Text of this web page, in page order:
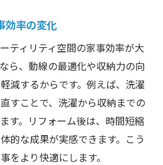
効率の変化
ティリティ空間の家事効率が大
ら、動線の最適化や収納力の向
減するからです。例えば、洗濯
すことで、洗濯から収納までの
す。リフォーム後は、時間短縮
的な成果が実感できます。こう
をより快適にします。